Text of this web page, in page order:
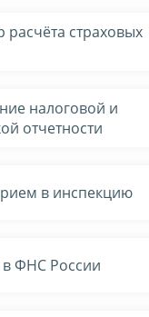
расчёта страховых
налоговой и
отчетности
в инспекцию
в ФНС России